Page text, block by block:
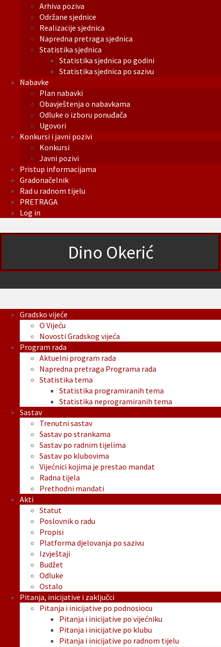
Arhiva poziva
Održane sjednice
Realizacije sjednica
Napredna pretraga sjednica
Statistika sjednica
Statistika sjednica po godini
Statistika sjednica po sazivu
Nabavke
Plan nabavki
Obavještenja o nabavkama
Odluke o izboru ponuđača
Ugovori
Konkursi i javni pozivi
Konkursi
Javni pozivi
Pristup informacijama
Gradonačelnik
Rad u radnom tijelu
PRETRAGA
Log in
Dino Okerić
Gradsko vijeće
O Vijeću
Novosti Gradskog vijeća
Program rada
Aktuelni program rada
Napredna pretraga Programa rada
Statistika tema
Statistika programiranih tema
Statistika neprogramiranih tema
Sastav
Trenutni sastav
Sastav po strankama
Sastav po radnim tijelima
Sastav po klubovima
Vijećnici kojima je prestao mandat
Radna tijela
Prethodni mandati
Akti
Statut
Poslovnik o radu
Propisi
Platforma djelovanja po sazivu
Izvještaji
Budžet
Odluke
Ostalo
Pitanja, inicijative i zaključci
Pitanja i inicijative po podnosiocu
Pitanja i inicijative po vijećniku
Pitanja i inicijative po klubu
Pitanja i inicijative po radnom tijelu